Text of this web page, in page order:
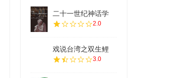
二十一世纪神话学
2.0
戏说台湾之双生鲤
3.0